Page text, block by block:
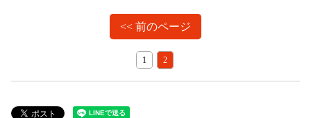
<< 前のページ
1 2